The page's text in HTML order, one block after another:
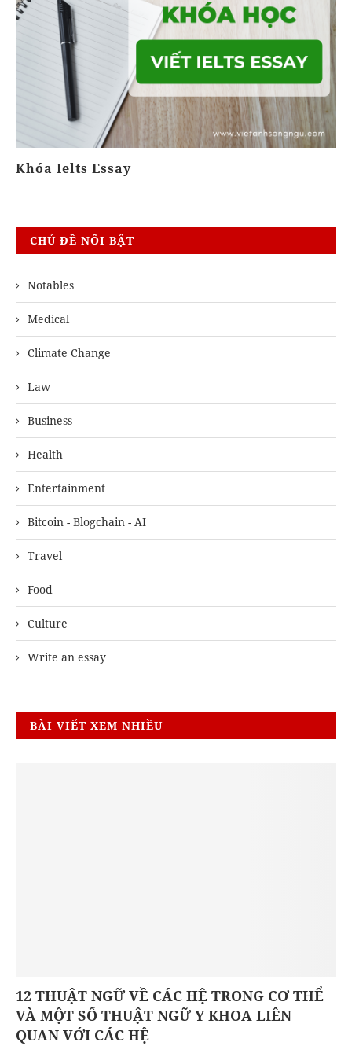
Khóa Ielts Essay
CHỦ ĐỀ NỔI BẬT
Notables
Medical
Climate Change
Law
Business
Health
Entertainment
Bitcoin - Blogchain - AI
Travel
Food
Culture
Write an essay
BÀI VIẾT XEM NHIỀU
12 THUẬT NGỮ VỀ CÁC HỆ TRONG CƠ THỂ
VÀ MỘT SỐ THUẬT NGỮ Y KHOA LIÊN
QUAN VỚI CÁC HỆ